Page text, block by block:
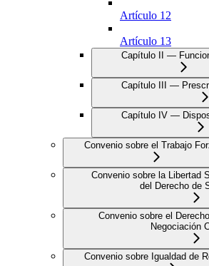
Artículo 12
Artículo 13
Capítulo II —
Capítulo III —
Capítulo IV —
Convenio sobre el Trabajo
Convenio sobre la Libertad
del Derecho de
Convenio sobre el
Negociación
Convenio sobre Igualdad de